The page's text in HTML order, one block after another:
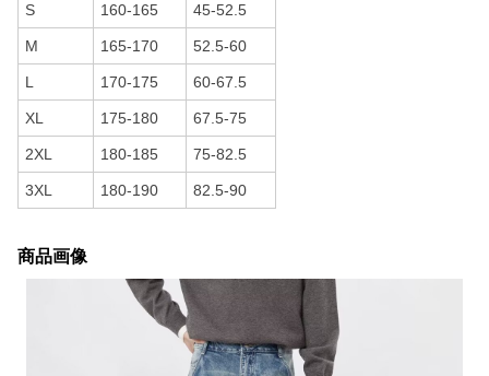
S 160-165 45-52.5
M 165-170 52.5-60
L 170-175 60-67.5
XL 175-180 67.5-75
2XL 180-185 75-82.5
3XL 180-190 82.5-90
商品画像